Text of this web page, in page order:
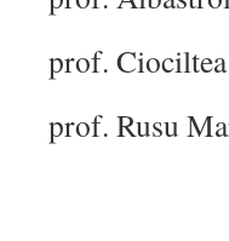
prof.
prof. Rusu